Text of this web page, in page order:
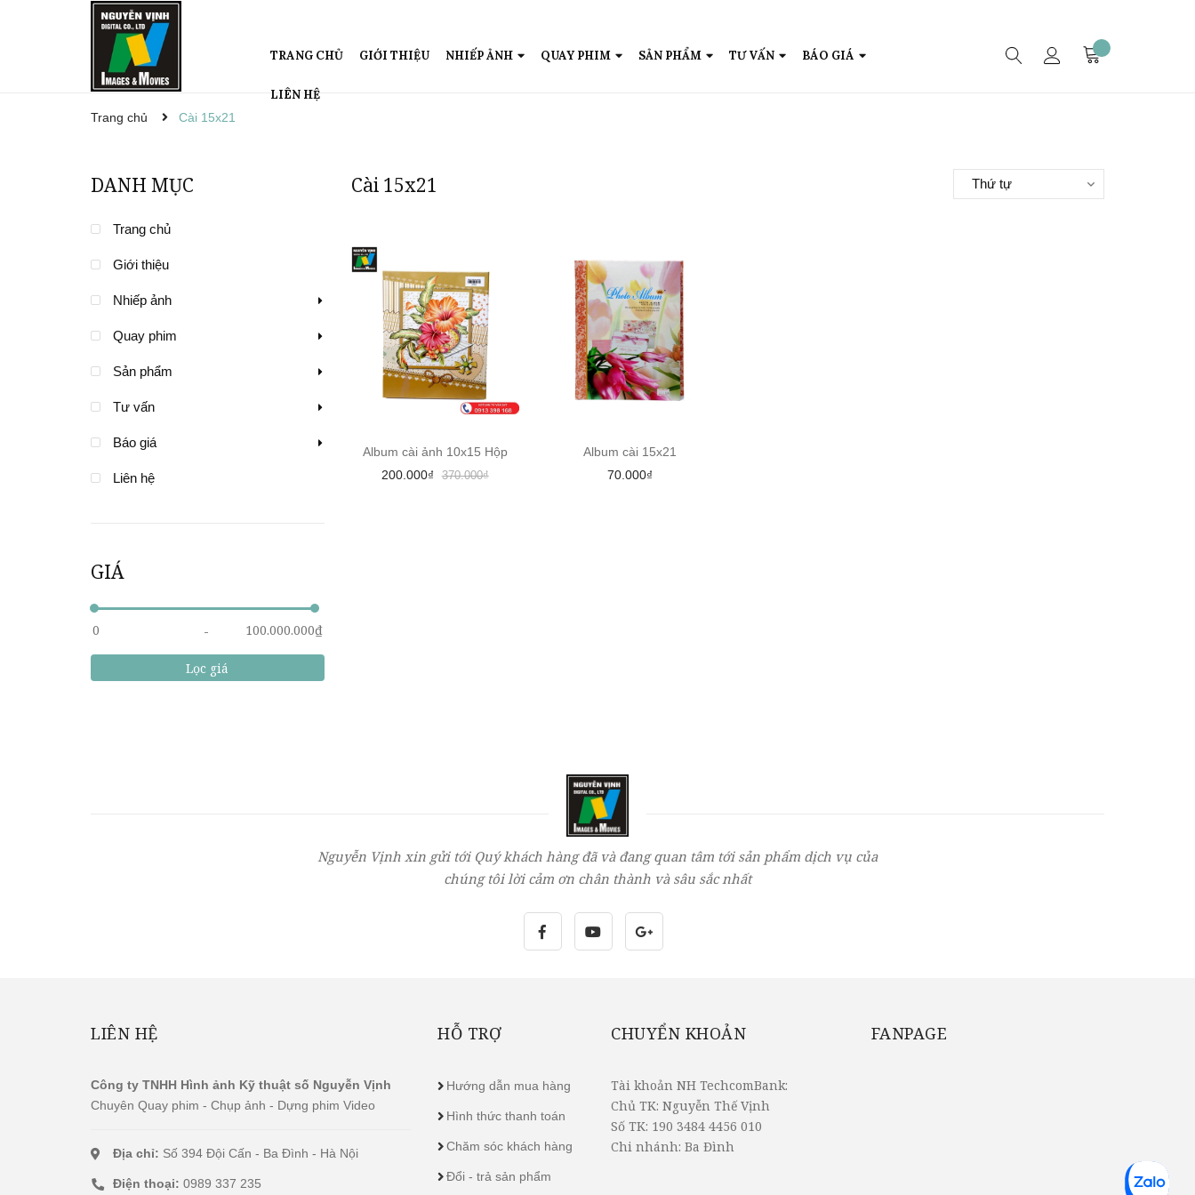
TRANG CHỦ GIỚI THIỆU NHIẾP ẢNH QUAY PHIM SẢN PHẨM TƯ VẤN BÁO GIÁ
LIÊN HỆ
Trang chủ Cài 15x21
DANH MỤC
Trang chủ
Giới thiệu
Nhiếp ảnh
Quay phim
Sản phẩm
Tư vấn
Báo giá
Liên hệ
GIÁ
Lọc giá
Cài 15x21 Thứ tự
Album cài ảnh 10x15 Hộp
200.000₫
370.000₫
Album cài 15x21
70.000₫
Nguyễn Vịnh xin gửi tới Quý khách hàng đã và đang quan tâm tới sản phẩm dịch vụ của
chúng tôi lời cảm ơn chân thành và sâu sắc nhất
LIÊN HỆ
Công ty TNHH Hình ảnh Kỹ thuật số Nguyễn Vịnh
Chuyên Quay phim - Chụp ảnh - Dựng phim Video
Địa chỉ: Số 394 Đội Cấn - Ba Đình - Hà Nội
Điện thoại: 0989 337 235
HỖ TRỢ
Hướng dẫn mua hàng
Hình thức thanh toán
Chăm sóc khách hàng
Đổi - trả sản phẩm
CHUYỂN KHOẢN
Tài khoản NH TechcomBank:
Chủ TK: Nguyễn Thế Vịnh
Số TK: 190 3484 4456 010
Chi nhánh: Ba Đình
FANPAGE